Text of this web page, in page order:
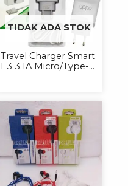
TIDAK ADA STOK
Travel Charger Smart
E3 3.1A Micro/Type-C